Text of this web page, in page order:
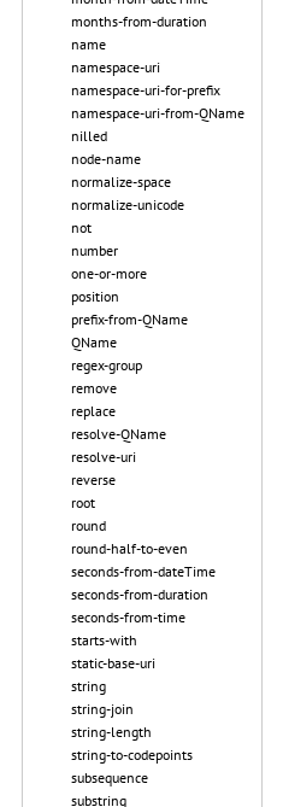
months-from-duration
name
namespace-uri
namespace-uri-for-prefix
namespace-uri-from-QName
nilled
node-name
normalize-space
normalize-unicode
not
number
one-or-more
position
prefix-from-QName
QName
regex-group
remove
replace
resolve-QName
resolve-uri
reverse
root
round
round-half-to-even
seconds-from-dateTime
seconds-from-duration
seconds-from-time
starts-with
static-base-uri
string
string-join
string-length
string-to-codepoints
subsequence
substring